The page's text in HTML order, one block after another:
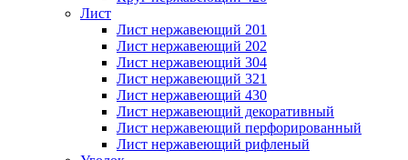
Лист
Лист нержавеющий 201
Лист нержавеющий 202
Лист нержавеющий 304
Лист нержавеющий 321
Лист нержавеющий 430
Лист нержавеющий декоративный
Лист нержавеющий перфорированный
Лист нержавеющий рифленый